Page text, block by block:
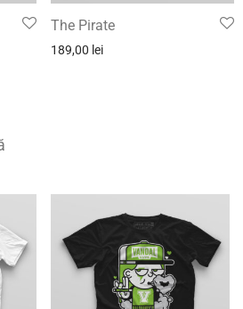
The Pirate
189,00 lei